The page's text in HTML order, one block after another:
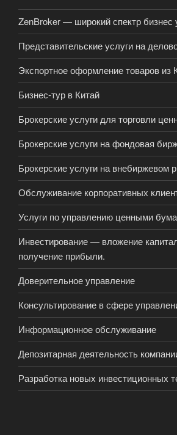
ZenBroker — широкий спектр бизнес
Представительские услуги на
Экспортное оформление товаров из
Бизнес-тур в Китай
Брокерские услуги для торговли
Брокерские услуги на фондовая
Брокерские услуги на внебиржевом
Обслуживание корпоративных
Услуги по управлению ценными
Инвестирование — вложение
получение прибыли.
Доверительное управление
Консультирование в сфере
Информационное обслуживание
Депозитарная деятельность
Разработка новых инвестиционных